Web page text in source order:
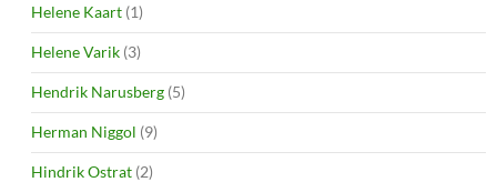
Helene Kaart (1)
Helene Varik (3)
Hendrik Narusberg (5)
Herman Niggol (9)
Hindrik Ostrat (2)